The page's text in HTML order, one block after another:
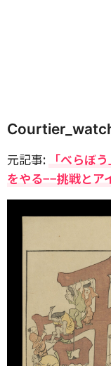
元記事: 「べらぼ
をやる−−挑戦とア